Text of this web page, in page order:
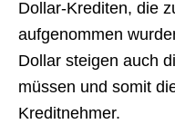
Dollar-Krediten, die
aufgenommen
Dollar steigen auch
müssen und somit
Kreditnehmer.